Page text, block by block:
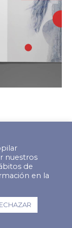
los derechos
nuestros
de
en la